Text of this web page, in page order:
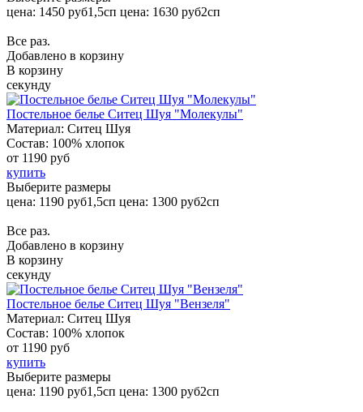
цена: 1450 руб1,5сп цена: 1630 руб2сп
Все раз.
Добавлено в корзину
В корзину
секунду
Постельное белье Ситец Шуя "Молекулы"
Материал: Ситец Шуя
Состав: 100% хлопок
от 1190 руб
купить
Выберите размеры
цена: 1190 руб1,5сп цена: 1300 руб2сп
Все раз.
Добавлено в корзину
В корзину
секунду
Постельное белье Ситец Шуя "Вензеля"
Материал: Ситец Шуя
Состав: 100% хлопок
от 1190 руб
купить
Выберите размеры
цена: 1190 руб1,5сп цена: 1300 руб2сп